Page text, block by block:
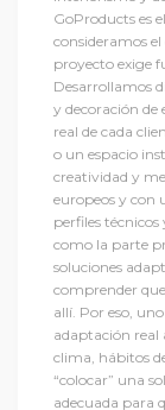
GoProducts es
consideramos
proyecto exige
Desarrollamos
y decoración de
real de cada
o un espacio
creatividad y
europeos y con
perfiles
como la parte
soluciones
comprender
allí. Por eso,
adaptación real
clima, hábitos
“colocar” una
adecuada para